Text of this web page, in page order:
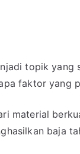
topik yang
faktor yang
material
baja